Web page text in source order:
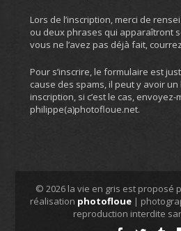
Lors de l’inscription, merci de
ou deux phrases qui apparaîtront
vous ne l’avez pas déjà fait,
Pour s’inscrire, le formulaire est
cause des spams, il peut y avoir
inscription, si c’est le cas, envoyez-
philippe(a)photofloue.net.
© 2026 la vie en gris est proposé
réalisation photofloue|
reproduction interdite